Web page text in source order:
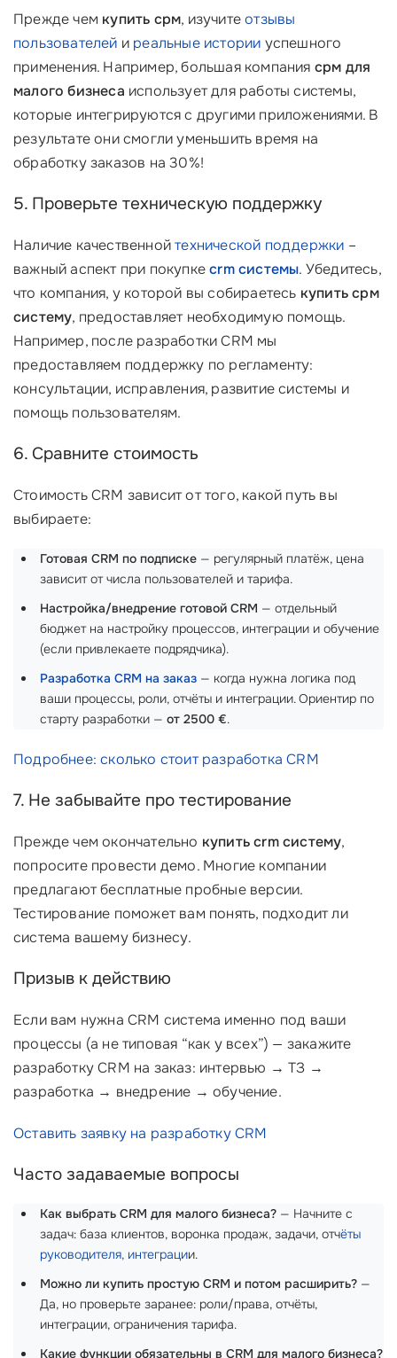
Прежде чем купить срм, изучитеотзывы
пользователей и реальные истории успешного
применения. Например, большая компания срм для
малого бизнеса использует для работы системы,
которые интегрируются с другими приложениями. В
результате они смогли уменьшить время на
обработку заказов на 30%!
5. Проверьте техническую поддержку
Наличие качественнойтехнической поддержки –
важный аспект при покупкеcrm системы. Убедитесь,
что компания, у которой вы собираетесь купить срм
систему, предоставляет необходимую помощь.
Например, после разработки CRM мы
предоставляем поддержку по регламенту:
консультации, исправления, развитие системы и
помощь пользователям.
6. Сравните стоимость
Стоимость CRM зависит от того, какой путь вы
выбираете:
Готовая CRM по подписке — регулярный платёж, цена
зависит от числа пользователей и тарифа.
Настройка/внедрение готовой CRM — отдельный
бюджет на настройку процессов, интеграции и обучение
(если привлекаете подрядчика).
Разработка CRM на заказ — когда нужна логика под
ваши процессы, роли, отчёты и интеграции. Ориентир по
старту разработки — от 2500 €.
Подробнее: сколько стоит разработка CRM
7. Не забывайте про тестирование
Прежде чем окончательно купить crm систему,
попросите провести демо. Многие компании
предлагают бесплатные пробные версии.
Тестирование поможет вам понять, подходит ли
система вашему бизнесу.
Призыв к действию
Если вам нужна CRM система именно под ваши
процессы (а не типовая “как у всех”) — закажите
разработку CRM на заказ: интервью → ТЗ →
разработка → внедрение → обучение.
Оставить заявку на разработку CRM
Часто задаваемые вопросы
Как выбрать CRM для малого бизнеса? — Начните с
задач: база клиентов, воронка продаж, задачи, отчёты
руководителя, интеграции.
Можно ли купить простую CRM и потом расширить? —
Да, но проверьте заранее: роли/права, отчёты,
интеграции, ограничения тарифа.
Какие функции обязательны в CRM для малого бизнеса?